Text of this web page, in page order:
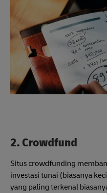
2. Crowdfund
Situs crowdfunding
investasi tunai (biasanya
yang paling terkenal